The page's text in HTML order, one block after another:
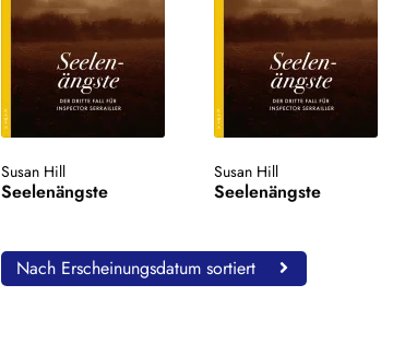
Susan Hill
Seelenängste
Susan Hill
Seelenängste
Nach Erscheinungsdatum sortiert